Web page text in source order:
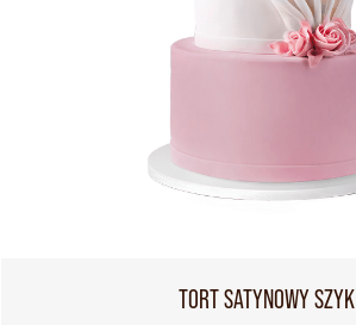
TORT SATYNOWY SZYK